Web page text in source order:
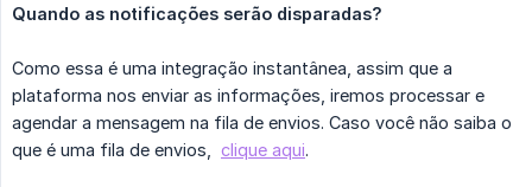
Quando as notificações serão disparadas?
Como essa é uma integração instantânea, assim que a
plataforma nos enviar as informações, iremos processar e
agendar a mensagem na fila de envios. Caso você não saiba o
que é uma fila de envios, clique aqui.